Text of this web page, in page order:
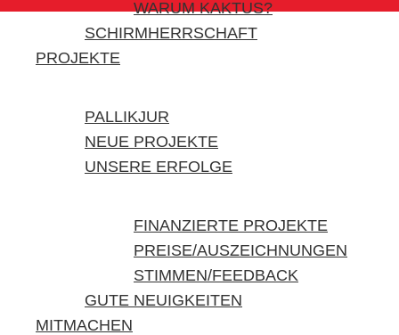
WARUM KAKTUS?
SCHIRMHERRSCHAFT
PROJEKTE
PALLIKJUR
NEUE PROJEKTE
UNSERE ERFOLGE
FINANZIERTE PROJEKTE
PREISE/AUSZEICHNUNGEN
STIMMEN/FEEDBACK
GUTE NEUIGKEITEN
MITMACHEN